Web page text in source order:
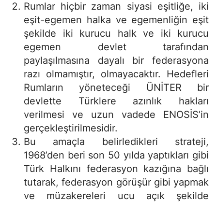
Rumlar hiçbir zaman siyasi eşitliğe, iki
eşit-egemen halka ve egemenliğin eşit
şekilde iki kurucu halk ve iki kurucu
egemen devlet tarafından
paylaşılmasına dayalı bir federasyona
razı olmamıştır, olmayacaktır. Hedefleri
Rumların yöneteceği ÜNİTER bir
devlette Türklere azınlık hakları
verilmesi ve uzun vadede ENOSİS’in
gerçekleştirilmesidir.
Bu amaçla belirledikleri strateji,
1968’den beri son 50 yılda yaptıkları gibi
Türk Halkını federasyon kazığına bağlı
tutarak, federasyon görüşür gibi yapmak
ve müzakereleri ucu açık şekilde